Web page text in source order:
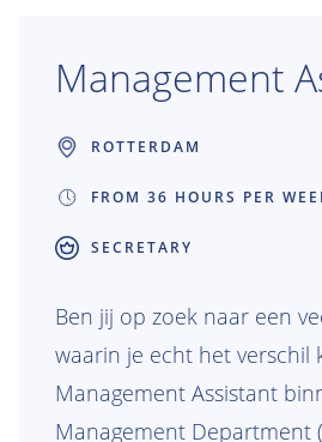
Management
ROTTERDAM
FROM 36 HOURS PER
SECRETARY
Ben jij op zoek naar een
waarin je echt het verschil
Management Assistant
Management Department